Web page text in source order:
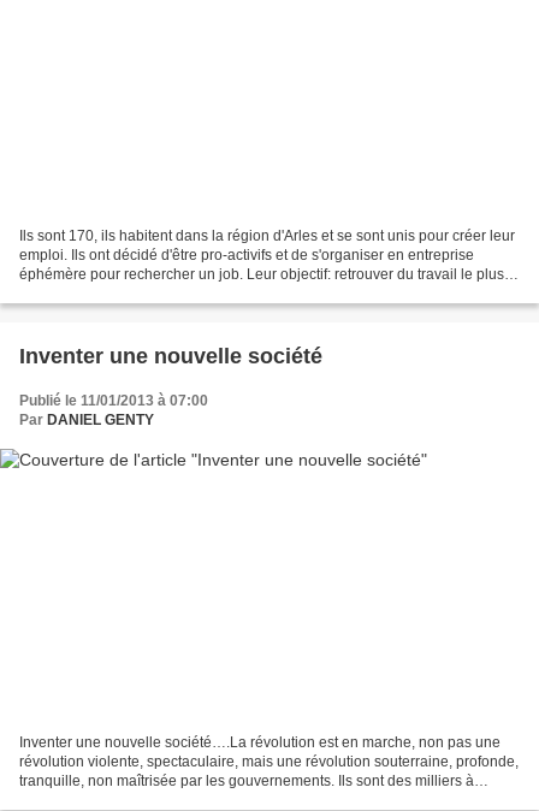
Ils sont 170, ils habitent dans la région d'Arles et se sont unis pour créer leur
emploi. Ils ont décidé d'être pro-activifs et de s'organiser en entreprise
éphémère pour rechercher un job. Leur objectif: retrouver du travail le plus
Inventer une nouvelle société
Publié le 11/01/2013 à 07:00
Par DANIEL GENTY
Inventer une nouvelle société….La révolution est en marche, non pas une
révolution violente, spectaculaire, mais une révolution souterraine, profonde,
tranquille, non maîtrisée par les gouvernements. Ils sont des milliers à